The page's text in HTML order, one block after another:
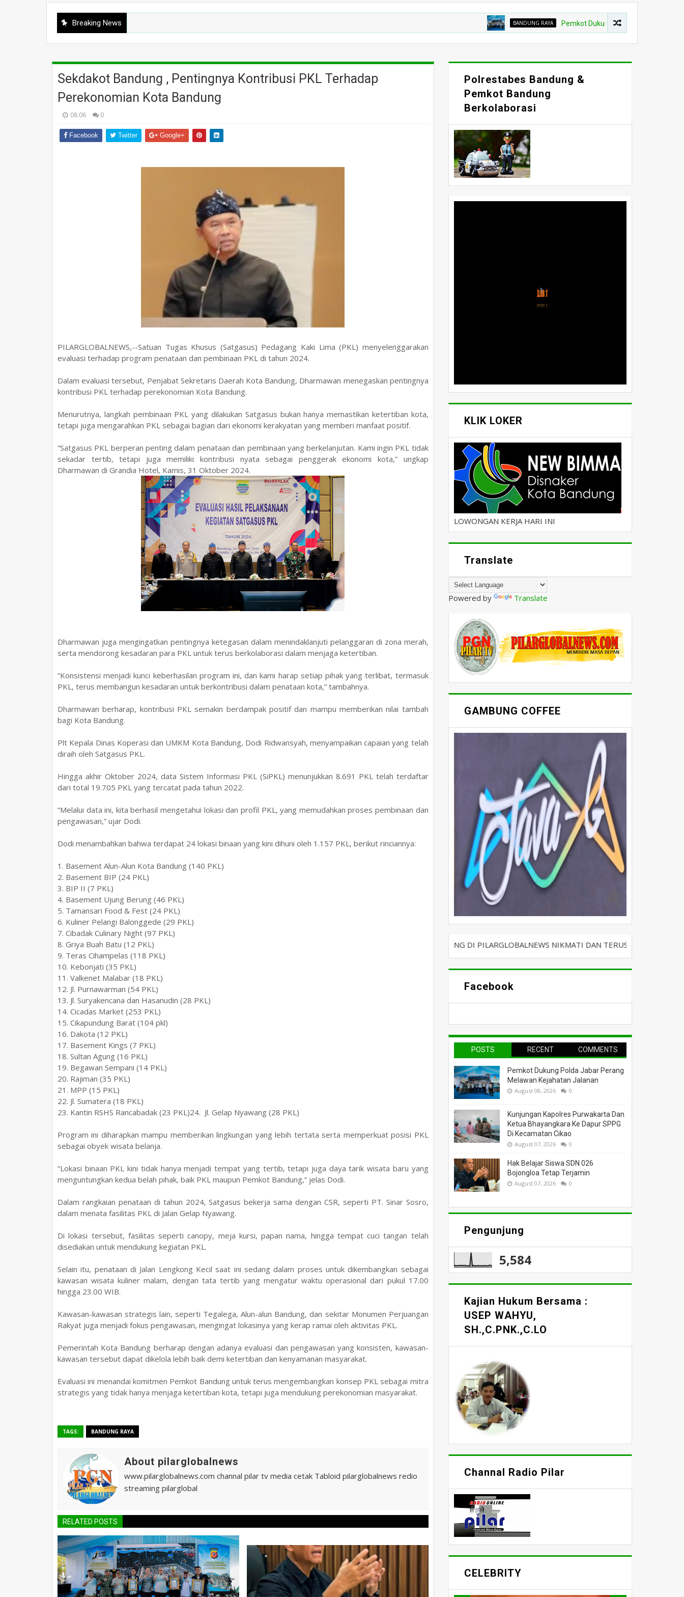
Breaking News BANDUNG RAYA Pemkot Dukung Polda Jabar Perang Melawan
Sekdakot Bandung , Pentingnya Kontribusi PKL Terhadap
Perekonomian Kota Bandung
08.06 0
Facebook Twitter Google+
PILARGLOBALNEWS,--Satuan Tugas Khusus (Satgasus) Pedagang Kaki Lima (PKL) menyelenggarakan
evaluasi terhadap program penataan dan pembinaan PKL di tahun 2024.
Dalam evaluasi tersebut, Penjabat Sekretaris Daerah Kota Bandung, Dharmawan menegaskan pentingnya
kontribusi PKL terhadap perekonomian Kota Bandung.
Menurutnya, langkah pembinaan PKL yang dilakukan Satgasus bukan hanya memastikan ketertiban kota,
tetapi juga mengarahkan PKL sebagai bagian dari ekonomi kerakyatan yang memberi manfaat positif.
“Satgasus PKL berperan penting dalam penataan dan pembinaan yang berkelanjutan. Kami ingin PKL tidak
sekadar tertib, tetapi juga memiliki kontribusi nyata sebagai penggerak ekonomi kota,” ungkap
Dharmawan di Grandia Hotel, Kamis, 31 Oktober 2024.
Dharmawan juga mengingatkan pentingnya ketegasan dalam menindaklanjuti pelanggaran di zona merah,
serta mendorong kesadaran para PKL untuk terus berkolaborasi dalam menjaga ketertiban.
“Konsistensi menjadi kunci keberhasilan program ini, dan kami harap setiap pihak yang terlibat, termasuk
PKL, terus membangun kesadaran untuk berkontribusi dalam penataan kota,” tambahnya.
Dharmawan berharap, kontribusi PKL semakin berdampak positif dan mampu memberikan nilai tambah
bagi Kota Bandung.
Plt Kepala Dinas Koperasi dan UMKM Kota Bandung, Dodi Ridwansyah, menyampaikan capaian yang telah
diraih oleh Satgasus PKL.
Hingga akhir Oktober 2024, data Sistem Informasi PKL (SiPKL) menunjukkan 8.691 PKL telah terdaftar
dari total 19.705 PKL yang tercatat pada tahun 2022.
“Melalui data ini, kita berhasil mengetahui lokasi dan profil PKL, yang memudahkan proses pembinaan dan
pengawasan,” ujar Dodi.
Dodi menambahkan bahwa terdapat 24 lokasi binaan yang kini dihuni oleh 1.157 PKL, berikut rinciannya:
1. Basement Alun-Alun Kota Bandung (140 PKL)
2. Basement BIP (24 PKL)
3. BIP II (7 PKL)
4. Basement Ujung Berung (46 PKL)
5. Tamansari Food & Fest (24 PKL)
6. Kuliner Pelangi Balonggede (29 PKL)
7. Cibadak Culinary Night (97 PKL)
8. Griya Buah Batu (12 PKL)
9. Teras Cihampelas (118 PKL)
10. Kebonjati (35 PKL)
11. Valkenet Malabar (18 PKL)
12. Jl. Purnawarman (54 PKL)
13. Jl. Suryakencana dan Hasanudin (28 PKL)
14. Cicadas Market (253 PKL)
15. Cikapundung Barat (104 pkl)
16. Dakota (12 PKL)
17. Basement Kings (7 PKL)
18. Sultan Agung (16 PKL)
19. Begawan Sempani (14 PKL)
20. Rajiman (35 PKL)
21. MPP (15 PKL)
22. Jl. Sumatera (18 PKL)
23. Kantin RSHS Rancabadak (23 PKL)24. Jl. Gelap Nyawang (28 PKL)
Program ini diharapkan mampu memberikan lingkungan yang lebih tertata serta memperkuat posisi PKL
sebagai obyek wisata belanja.
“Lokasi binaan PKL kini tidak hanya menjadi tempat yang tertib, tetapi juga daya tarik wisata baru yang
menguntungkan kedua belah pihak, baik PKL maupun Pemkot Bandung,” jelas Dodi.
Dalam rangkaian penataan di tahun 2024, Satgasus bekerja sama dengan CSR, seperti PT. Sinar Sosro,
dalam menata fasilitas PKL di Jalan Gelap Nyawang.
Di lokasi tersebut, fasilitas seperti canopy, meja kursi, papan nama, hingga tempat cuci tangan telah
disediakan untuk mendukung kegiatan PKL.
Selain itu, penataan di Jalan Lengkong Kecil saat ini sedang dalam proses untuk dikembangkan sebagai
kawasan wisata kuliner malam, dengan tata tertib yang mengatur waktu operasional dari pukul 17.00
hingga 23.00 WIB.
Kawasan-kawasan strategis lain, seperti Tegalega, Alun-alun Bandung, dan sekitar Monumen Perjuangan
Rakyat juga menjadi fokus pengawasan, mengingat lokasinya yang kerap ramai oleh aktivitas PKL.
Pemerintah Kota Bandung berharap dengan adanya evaluasi dan pengawasan yang konsisten, kawasan-
kawasan tersebut dapat dikelola lebih baik demi ketertiban dan kenyamanan masyarakat.
Evaluasi ini menandai komitmen Pemkot Bandung untuk terus mengembangkan konsep PKL sebagai mitra
strategis yang tidak hanya menjaga ketertiban kota, tetapi juga mendukung perekonomian masyarakat.
TAGS: BANDUNG RAYA
About pilarglobalnews
www.pilarglobalnews.com channal pilar tv media cetak Tabloid pilarglobalnews redio
streaming pilarglobal
RELATED POSTS
Polrestabes Bandung &
Pemkot Bandung
Berkolaborasi
KLIK LOKER
LOWONGAN KERJA HARI INI
Translate
Powered by Translate
GAMBUNG COFFEE
SELAMAT DATANG DI PILARGLOBALNEWS NIKMATI DAN TERUS BERSELANCAR DENGAN
Facebook
POSTS RECENT COMMENTS
Pemkot Dukung Polda Jabar Perang
Melawan Kejahatan Jalanan
August 08, 2026 0
Kunjungan Kapolres Purwakarta Dan
Ketua Bhayangkara Ke Dapur SPPG
Di Kecamatan Cikao
August 07, 2026 0
Hak Belajar Siswa SDN 026
Bojongloa Tetap Terjamin
August 07, 2026 0
Pengunjung
5,584
Kajian Hukum Bersama :
USEP WAHYU,
SH.,C.PNK.,C.LO
Channal Radio Pilar
CELEBRITY